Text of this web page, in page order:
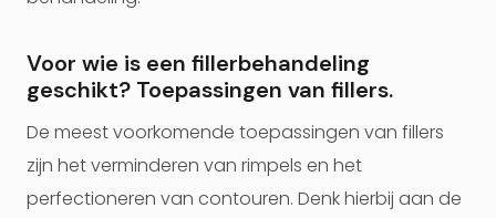
Voor wie is een fillerbehandeling
geschikt? Toepassingen van fillers.
De meest voorkomende toepassingen van fillers
zijn het verminderen van rimpels en het
perfectioneren van contouren. Denk hierbij aan de